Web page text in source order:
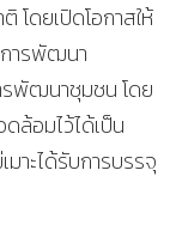
โดยเปิดโอกาสให้
ารพัฒนา
รพัฒนาชุมชน โดย
ล้อมไว้ได้เป็น
าะได้รับการบรรจุ